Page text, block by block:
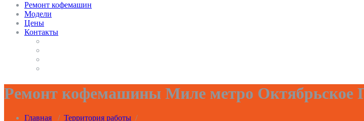
Ремонт кофемашин
Модели
Цены
Контакты
Ремонт кофемашины Миле метро Октябрьское
Главная / Территория работы /